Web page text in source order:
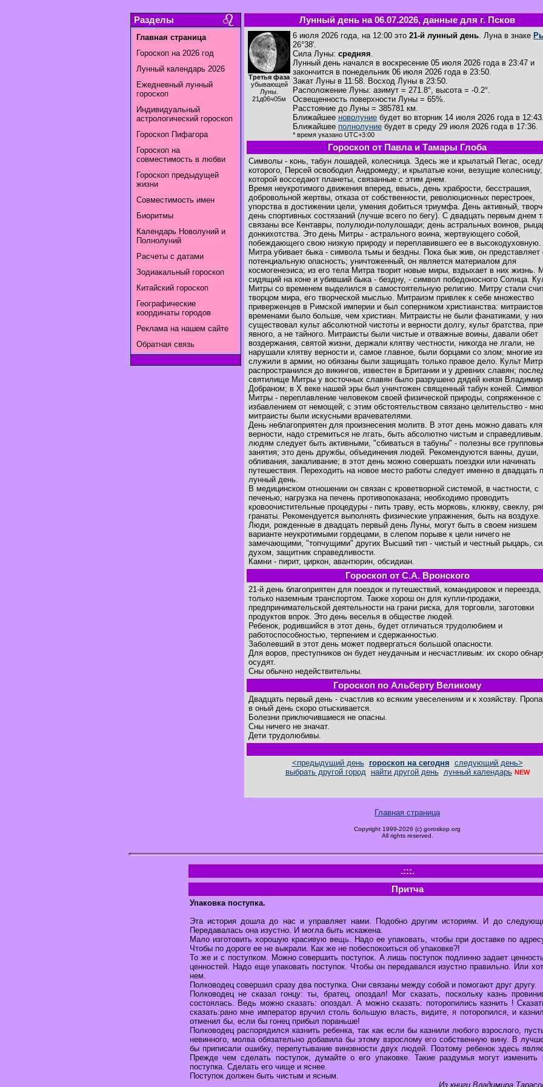
Разделы
Главная страница
Гороскоп на 2026 год
Лунный календарь 2026
Ежедневный лунный
гороскоп
Индивидуальный
астрологический гороскоп
Гороскоп Пифагора
Гороскоп на
совместимость в любви
Гороскоп предыдущей
жизни
Совместимость имен
Биоритмы
Календарь Новолуний и
Полнолуний
Расчеты с датами
Зодиакальный гороскоп
Китайский гороскоп
Географические
координаты городов
Реклама на нашем сайте
Обратная связь
Лунный день на 06.07.2026, данные для г. Псков
Третья фаза
убывающей
Луны.
21д06ч05м
6 июля 2026 года, на 12:00 это 21-й лунный день. Луна в знаке
26°38'.
Сила Луны: средняя.
Лунный день начался в воскресение 05 июля 2026 года в 23:47 и
закончится в понедельник 06 июля 2026 года в 23:50.
Закат Луны в 11:58. Восход Луны в 23:50.
Расположение Луны: азимут = 271.8°, высота = -0.2°.
Освещенность поверхности Луны = 65%.
Расстояние до Луны = 385781 км.
Ближайшее новолуние будет во вторник 14 июля 2026 года в 12:43.
Ближайшее полнолуние будет в среду 29 июля 2026 года в 17:36.
* время указано UTC+3:00
Гороскоп от Павла и Тамары Глоба
Символы - конь, табун лошадей, колесница. Здесь же и крылатый Пегас,
которого, Персей освободил Андромеду; и крылатые кони, везущие
которой восседают планеты, связанные с этим днем.
Время неукротимого движения вперед, ввысь, день храбрости, бесстрашия,
добровольной жертвы, отказа от собственности, революционных перестроек,
упорства в достижении цели, умения добиться триумфа. День активный,
день спортивных состязаний (лучше всего по бегу). С двадцать первым днем
связаны все Кентавры, полулюди-полулошади; день астральных воинов,
донкихотства. Это день Митры - астрального воина, жертвующего собой,
побеждающего свою низкую природу и переплавившего ее в высокодуховную.
Митра убивает быка - символа тьмы и бездны. Пока бык жив, он представляет
потенциальную опасность; уничтоженный, он является материалом для
космогенеэиса; из его тела Митра творит новые миры, вздыхает в них жизнь.
сидящий на коне и убивший быка - бездну, - символ победоносного Солнца.
Митры со временем выделился в самостоятельную религию. Митру стали
творцом мира, его творческой мыслью. Митраиэм привлек к себе множество
приверженцев в Римской империи и был соперником христианства: митраистов
временами было больше, чем христиан. Митраисты не были фанатиками, у них
существовал культ абсолютной чистоты и верности долгу, культ братства,
явного, а не тайного. Митраисты были чистые и отважные воины, давали обет
воздержания, святой жизни, держали клятву честности, никогда не лгали, не
нарушали клятву верности и, самое главное, были борцами со злом; многие
служили в армии, но обязаны были защищать только правое дело. Культ
распространился до викингов, известен в Британии и у древних славян;
святилище Митры у восточных славян было разрушено дядей князя
Добраном; в Х веке нашей эры был уничтожен священный табун коней. Символ
Митры - переплавление человеком своей физической природы, сопряженное с
избавлением от немощей; с этим обстоятельством связано целительство -
митраисты были искусными врачевателями.
День неблагоприятен для произнесения молитв. В этот день можно давать
верности, надо стремиться не лгать, быть абсолютно чистым и
людям следует быть активными, "сбиваться в табуны" - полезны все
занятия; это день дружбы, объединения людей. Рекомендуются ванны, души,
обливания, закаливание; в этот день можно совершать поездки или начинать
путешествия. Переходить на новое место работы следует именно в двадцать
лунный день.
В медицинском отношении он связан с кроветворной системой, в частности, с
печенью; нагрузка на печень противопоказана; необходимо проводить
кровоочистительные процедуры - пить траву, есть морковь, клюкву, свеклу,
гранаты. Рекомендуется выполнять физические упражнения, быть на воздухе.
Люди, рожденные в двадцать первый день Луны, могут быть в своем низшем
варианте неукротимыми гордецами, в слепом порыве к цели ничего не
замечающими, "топчущими" других Высший тип - чистый и честный рыцарь,
духом, защитник справедливости.
Камни - пирит, циркон, авантюрин, обсидиан.
Гороскоп от С.А. Вронского
21-й день благоприятен для поездок и путешествий, командировок и переезда,
только наземным транспортом. Также хорош он для купли-продажи,
предпринимательской деятельности на грани риска, для торговли, заготовки
продуктов впрок. Это день веселья в обществе людей.
Ребенок, родившийся в этот день, будет отличаться трудолюбием и
работоспособностью, терпением и сдержанностью.
Заболевший в этот день может подвергаться большой опасности.
Для воров, преступников он будет неудачным и несчастливым: их скоро
осудят.
Сны обычно недействительны.
Гороскоп по Альберту Великому
Двадцать первый день - счастлив ко всяким увеселениям и к хозяйству.
в оный день скоро отыскивается.
Болезни приключившиеся не опасны.
Сны ничего не значат.
Дети трудолюбивы.
<предыдущий день гороскоп на сегодня следующий день>
выбрать другой город
найти другой день лунный календарь NEW
Главная страница
Copyright 1999-2026 (c) goroskop.org
All rights reserved.
.:::.
Притча
Упаковка поступка.
Эта история дошла до нас и управляет нами. Подобно другим историям. И до
Передавалась она изустно. И могла быть искажена.
Мало изготовить хорошую красивую вещь. Надо ее упаковать, чтобы при доставке по
Чтобы по дороге ее не выкрали. Как же не побеспокоиться об упаковке?!
То же и с поступком. Можно совершить поступок. А лишь поступок подлинно задает
ценностей. Надо еще упаковать поступок. Чтобы он передавался изустно правильно. Или
нем.
Полководец совершил сразу два поступка. Они связаны между собой и помогают друг другу.
Полководец не сказал гонцу: ты, братец, опоздал! Мог сказать, поскольку казнь
состоялась. Ведь можно сказать: опоздал. А можно сказать: поторопились казнить !
сказать:рано мне император вручил столь большую власть, видите, я поторопился, и
отменил бы, если бы гонец прибыл пораньше!
Полководец распорядился казнить ребенка, так как если бы казнили любого взрослого,
невинного, молва обязательно добавила бы этому взрослому его собственную вину. В
бы приписали ошибку, перепутывание виновности двух людей. Поэтому ребенок здесь
Прежде чем сделать поступок, думайте о его упаковке. Такие раздумья могут изменить
поступка. Сделать его чище и яснее.
Поступок должен быть чистым и ясным.
Из книги Владимира